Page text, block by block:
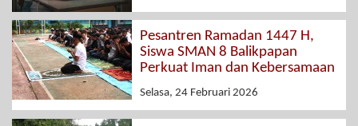
Pesantren Ramadan 1447 H,
Siswa SMAN 8 Balikpapan
Perkuat Iman dan Kebersamaan
Selasa, 24 Februari 2026